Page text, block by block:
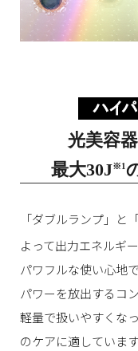
光美容
最大30J※1
「ダブルランプ」と
よって出力エネルギ
パワフルな使い心地
パワーを放出するコ
軽量で扱いやすくな
のケアに適しています